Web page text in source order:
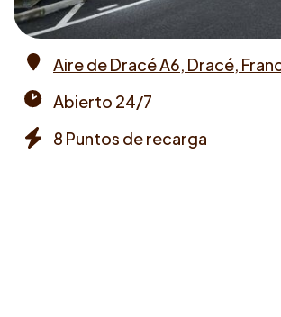
Aire de Dracé A6, Dracé,
times
Abierto 24/7
8 Puntos de recarga